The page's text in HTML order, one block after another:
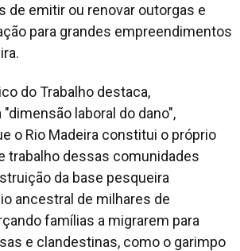
de emitir ou renovar outorgas e
para grandes empreendimentos
do Trabalho destaca,
laboral do dano",
o Rio Madeira constitui o próprio
trabalho dessas comunidades
da base pesqueira
ancestral de milhares de
famílias a migrarem para
e clandestinas, como o garimpo